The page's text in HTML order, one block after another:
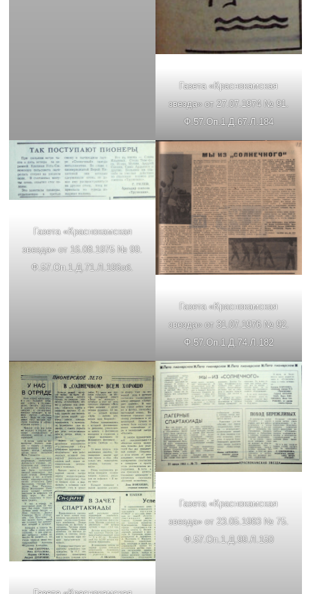
Газета «Краснокамская
звезда» от 27.07.1974 № 91.
Ф.57.Оп.1.Д.67.Л.184
Газета «Краснокамская
звезда» от 16.08.1975 № 99.
Ф.57.Оп.1.Д.71.Л.196об.
Газета «Краснокамская
звезда» от 31.07.1976 № 92.
Ф.57.Оп.1.Д.74.Л.182
Газета «Краснокамская
звезда» от 23.05.1983 № 75.
Ф.57.Оп.1.Д.99.Л.150